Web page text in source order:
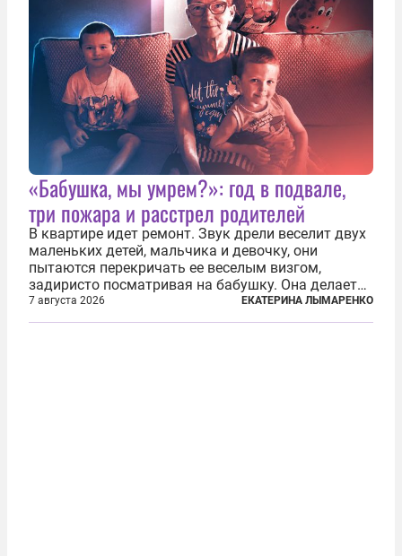
«Бабушка, мы умрем?»: год в подвале,
три пожара и расстрел родителей
В квартире идет ремонт. Звук дрели веселит двух
маленьких детей, мальчика и девочку, они
пытаются перекричать ее веселым визгом,
задиристо посматривая на бабушку. Она делает
им замечание, но внуки чувствуют, что она
сердится невсерьез. И это правда: дрель, конечно,
7 августа 2026 ЕКАТЕРИНА ЛЫМАРЕНКО